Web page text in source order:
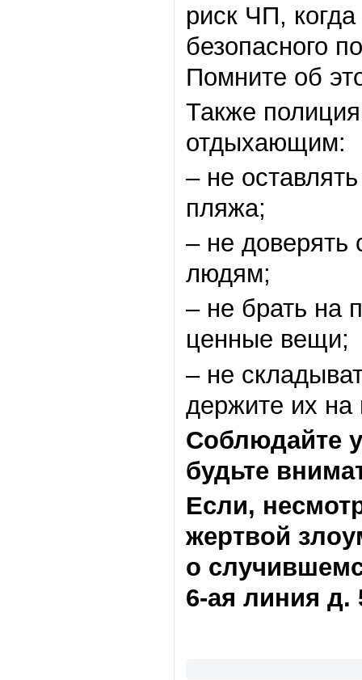
риск ЧП,
безопасного
Помните об
Также
отдыхающим:
– не
пляжа;
– не доверять
людям;
– не брать на
ценные вещи;
– не
держите их на
Соблюдайте
будьте
Если,
жертвой
о
6-ая линия д.